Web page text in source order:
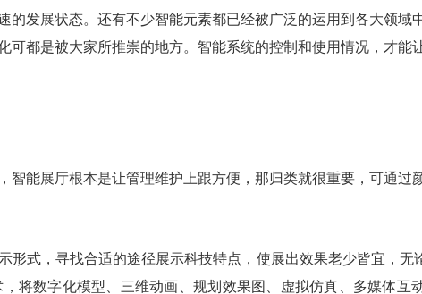
发展状态。还有不少智能元素都已经被广泛的运用到各大领域
都是被大家所推崇的地方。智能系统的控制和使用情况，才能
能展厅根本是让管理维护上跟方便，那归类就很重要，可通过
式，寻找合适的途径展示科技特点，使展出效果老少皆宜，无
将数字化模型、三维动画、规划效果图、虚拟仿真、多媒体互